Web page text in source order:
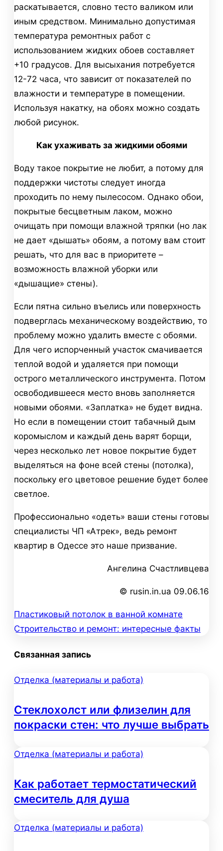
раскатывается, словно тесто валиком или
иным средством. Минимально допустимая
температура ремонтных работ с
использованием жидких обоев составляет
+10 градусов. Для высыхания потребуется
12-72 часа, что зависит от показателей по
влажности и температуре в помещении.
Используя накатку, на обоях можно создать
любой рисунок.
Как ухаживать за жидкими обоями
Воду такое покрытие не любит, а потому для
поддержки чистоты следует иногда
проходить по нему пылесосом. Однако обои,
покрытые бесцветным лаком, можно
очищать при помощи влажной тряпки (но лак
не дает «дышать» обоям, а потому вам стоит
решать, что для вас в приоритете –
возможность влажной уборки или
«дышащие» стены).
Если пятна сильно въелись или поверхность
подверглась механическому воздействию, то
проблему можно удалить вместе с обоями.
Для чего испорченный участок смачивается
теплой водой и удаляется при помощи
острого металлического инструмента. Потом
освободившееся место вновь заполняется
новыми обоями. «Заплатка» не будет видна.
Но если в помещении стоит табачный дым
коромыслом и каждый день варят борщи,
через несколько лет новое покрытие будет
выделяться на фоне всей стены (потолка),
поскольку его цветовое решение будет более
светлое.
Профессионально «одеть» ваши стены готовы
специалисты ЧП «Атрек», ведь ремонт
квартир в Одессе это наше призвание.
Ангелина Счастливцева
© rusin.in.ua 09.06.16
Навигация
записям
Пластиковый потолок в ванной комнате
Строительство и ремонт: интересные факты
Связанная запись
Отделка (материалы и работа)
Стеклохолст или флизелин для
покраски стен: что лучше выбрать
Отделка (материалы и работа)
Как работает термостатический
смеситель для душа
Отделка (материалы и работа)